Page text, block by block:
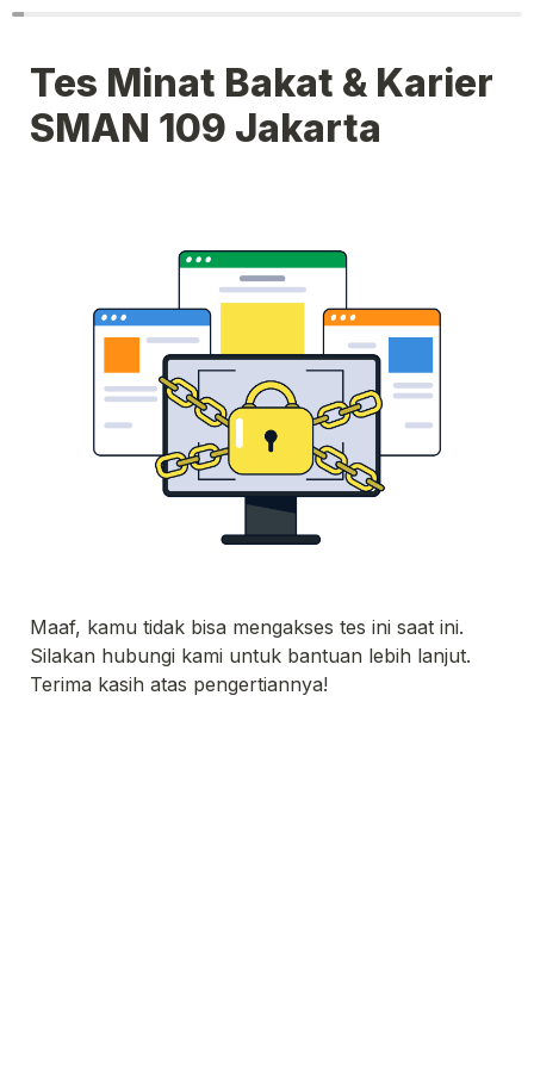
Tes Minat Bakat & Karier
Maaf, kamu tidak bisa mengakses tes ini saat ini.
Silakan hubungi kami untuk bantuan lebih lanjut.
Terima kasih atas pengertiannya!